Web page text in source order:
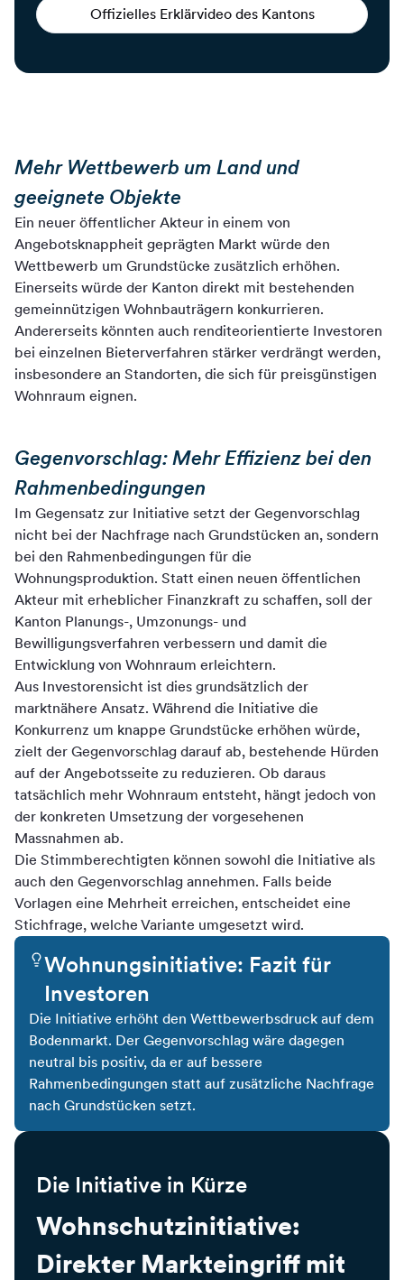
Offizielles Erklärvideo des Kantons
Mehr Wettbewerb um Land und
geeignete Objekte
Ein neuer öffentlicher Akteur in einem von
Angebotsknappheit geprägten Markt würde den
Wettbewerb um Grundstücke zusätzlich erhöhen.
Einerseits würde der Kanton direkt mit bestehenden
gemeinnützigen Wohnbauträgern konkurrieren.
Andererseits könnten auch renditeorientierte Investoren
bei einzelnen Bieterverfahren stärker verdrängt werden,
insbesondere an Standorten, die sich für preisgünstigen
Wohnraum eignen.
Gegenvorschlag: Mehr Effizienz bei den
Rahmenbedingungen
Im Gegensatz zur Initiative setzt der Gegenvorschlag
nicht bei der Nachfrage nach Grundstücken an, sondern
bei den Rahmenbedingungen für die
Wohnungsproduktion. Statt einen neuen öffentlichen
Akteur mit erheblicher Finanzkraft zu schaffen, soll der
Kanton Planungs-, Umzonungs- und
Bewilligungsverfahren verbessern und damit die
Entwicklung von Wohnraum erleichtern.
Aus Investorensicht ist dies grundsätzlich der
marktnähere Ansatz. Während die Initiative die
Konkurrenz um knappe Grundstücke erhöhen würde,
zielt der Gegenvorschlag darauf ab, bestehende Hürden
auf der Angebotsseite zu reduzieren. Ob daraus
tatsächlich mehr Wohnraum entsteht, hängt jedoch von
der konkreten Umsetzung der vorgesehenen
Massnahmen ab.
Die Stimmberechtigten können sowohl die Initiative als
auch den Gegenvorschlag annehmen. Falls beide
Vorlagen eine Mehrheit erreichen, entscheidet eine
Stichfrage, welche Variante umgesetzt wird.
Wohnungsinitiative: Fazit für
Investoren
Die Initiative erhöht den Wettbewerbsdruck auf dem
Bodenmarkt. Der Gegenvorschlag wäre dagegen
neutral bis positiv, da er auf bessere
Rahmenbedingungen statt auf zusätzliche Nachfrage
nach Grundstücken setzt.
Die Initiative in Kürze
Wohnschutzinitiative:
Direkter Markteingriff mit